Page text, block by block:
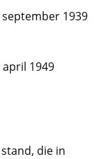
1939
1949
die in